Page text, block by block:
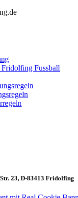
Fussball
23, D-83413 Fridolfing